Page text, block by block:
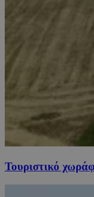
Τουριστικό